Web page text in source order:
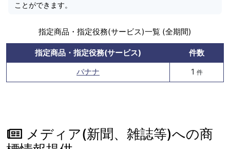
ことができます。
指定商品・指定役務(サービス)一覧 (全期間)
指定商品・指定役務(サービス)
件数
バナナ
1 件
メディア(新聞、雑誌等)への商